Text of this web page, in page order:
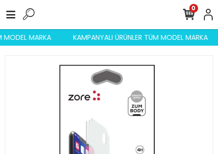
MODEL MARKA KAMPANYALI ÜRÜNLER TÜM MODEL MARKA
0